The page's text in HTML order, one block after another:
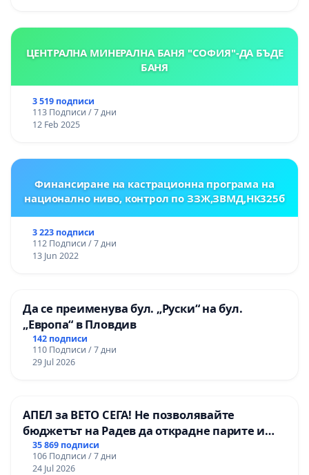
ЦЕНТРАЛНА МИНЕРАЛНА БАНЯ "СОФИЯ"-ДА БЪДЕ
БАНЯ
3 519 подписи
113 Подписи / 7 дни
12 Feb 2025
Финансиране на кастрационна програма на
национално ниво, контрол по ЗЗЖ,ЗВМД,НК325б
3 223 подписи
112 Подписи / 7 дни
13 Jun 2022
Да се преименува бул. „Руски“ на бул.
„Европа“ в Пловдив
142 подписи
110 Подписи / 7 дни
29 Jul 2026
АПЕЛ за ВЕТО СЕГА! Не позволявайте
бюджетът на Радев да открадне парите и
правата ни в тъмното
35 869 подписи
106 Подписи / 7 дни
24 Jul 2026